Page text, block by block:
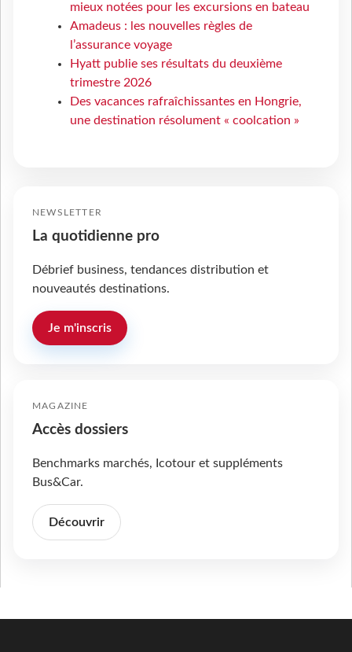
mieux notées pour les excursions en bateau
Amadeus : les nouvelles règles de
l’assurance voyage
Hyatt publie ses résultats du deuxième
trimestre 2026
Des vacances rafraîchissantes en Hongrie,
une destination résolument « coolcation »
NEWSLETTER
La quotidienne pro
Débrief business, tendances distribution et
nouveautés destinations.
Je m'inscris
MAGAZINE
Accès dossiers
Benchmarks marchés, Icotour et suppléments
Bus&Car.
Découvrir